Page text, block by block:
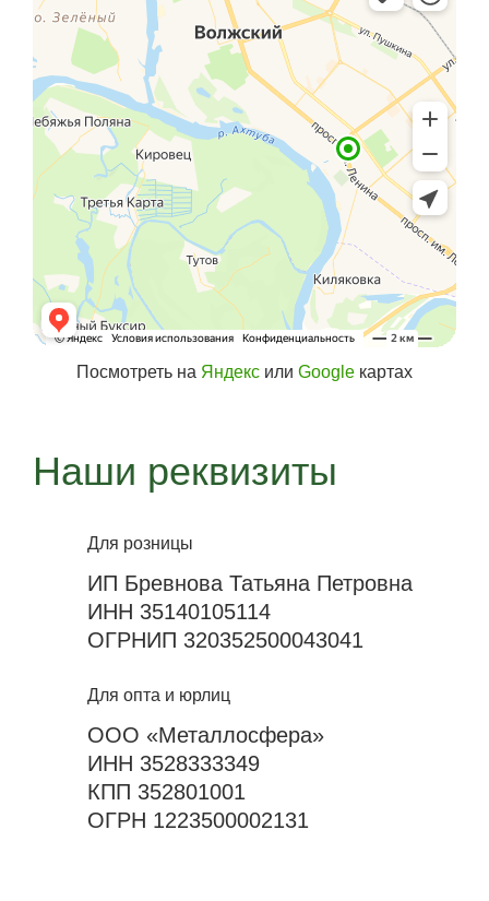
Посмотреть на Яндекс или Google картах
Наши реквизиты
Для розницы
ИП Бревнова Татьяна Петровна
ИНН 35140105114
ОГРНИП 320352500043041
Для опта и юрлиц
ООО «Металлосфера»
ИНН 3528333349
КПП 352801001
ОГРН 1223500002131